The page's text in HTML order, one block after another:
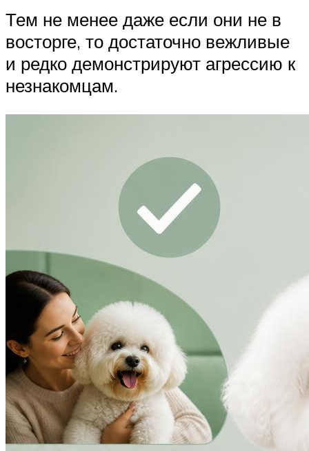
Тем не менее даже если они не в
восторге, то достаточно вежливые
и редко демонстрируют агрессию к
незнакомцам.